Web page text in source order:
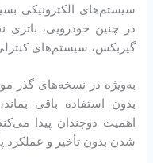
سیستم‌های الکترونیکی
در چنین خودرویی،
گیربکس، سیستم‌های
به‌ویژه در نسخه‌های گذر
بدون استفاده باقی
اهمیت دوچندان پیدا
شدن بدون تأخیر و عملکرد